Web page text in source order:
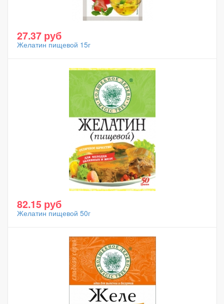
27.37 руб
Желатин пищевой 15г
82.15 руб
Желатин пищевой 50г